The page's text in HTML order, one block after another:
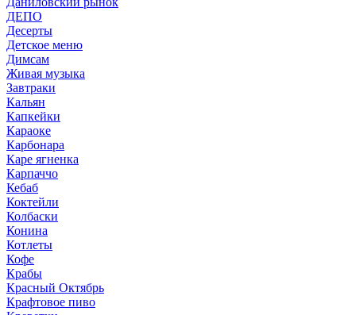
ДЕПО
Десерты
Детское меню
Димсам
Живая музыка
Завтраки
Кальян
Капкейки
Караоке
Карбонара
Каре ягненка
Карпаччо
Кебаб
Коктейли
Колбаски
Конина
Котлеты
Кофе
Крабы
Красный Октябрь
Крафтовое пиво